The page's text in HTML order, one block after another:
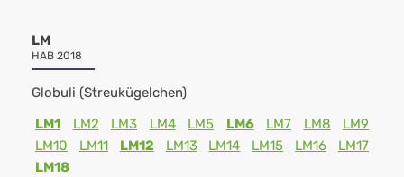
LM
HAB 2018
Globuli (Streukügelchen)
LM1
LM2 LM3 LM4 LM5 LM6 LM7 LM8
LM9
LM10
LM11 LM12 LM13 LM14 LM15 LM16
LM17
LM18